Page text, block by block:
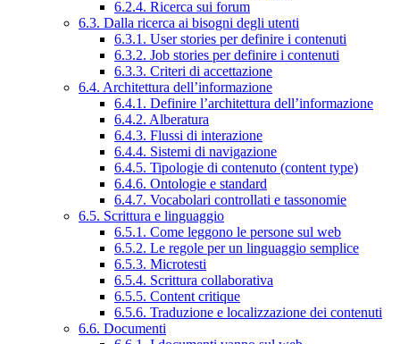
6.2.4. Ricerca sui forum
6.3. Dalla ricerca ai bisogni degli utenti
6.3.1. User stories per definire i contenuti
6.3.2. Job stories per definire i contenuti
6.3.3. Criteri di accettazione
6.4. Architettura dell’informazione
6.4.1. Definire l’architettura dell’informazione
6.4.2. Alberatura
6.4.3. Flussi di interazione
6.4.4. Sistemi di navigazione
6.4.5. Tipologie di contenuto (content type)
6.4.6. Ontologie e standard
6.4.7. Vocabolari controllati e tassonomie
6.5. Scrittura e linguaggio
6.5.1. Come leggono le persone sul web
6.5.2. Le regole per un linguaggio semplice
6.5.3. Microtesti
6.5.4. Scrittura collaborativa
6.5.5. Content critique
6.5.6. Traduzione e localizzazione dei contenuti
6.6. Documenti